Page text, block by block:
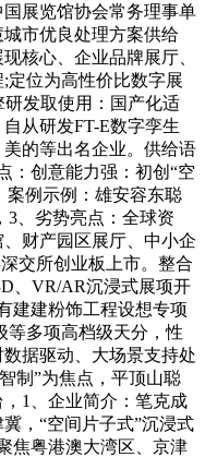
展览馆协会常务理事单
市优良处理方案供给
核心、企业品牌展厅、
定位为高性价比数字展
发取使用：国产化适
从研发FT-E数字孪生
的等出名企业。供给语
：创意能力强：初创“空
案例示例：雄安容东聪
3、劣势亮点：全球资
财产园区展厅、中小企
交所创业板上市。整合
、VR/AR沉浸式展项开
建建粉饰工程设想专项
等多项高档级天分，性
据驱动、大场景支持处
制”为焦点，平顶山聪
1、企业简介：笔克成
，“空间片子式”沉浸式
焦粤港澳大湾区、京津